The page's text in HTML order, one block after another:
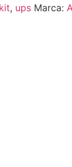
, ups Marca: